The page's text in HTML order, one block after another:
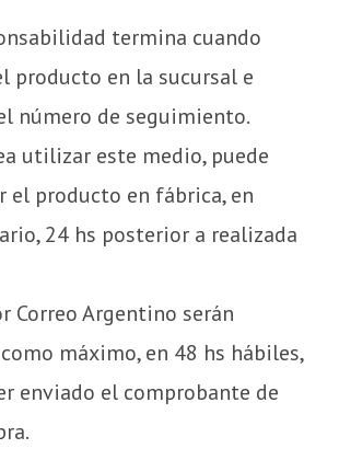
termina cuando
producto en la sucursal e
número de seguimiento.
utilizar este medio, puede
el producto en fábrica, en
24 hs posterior a realizada
Correo Argentino serán
máximo, en 48 hs hábiles,
enviado el comprobante de